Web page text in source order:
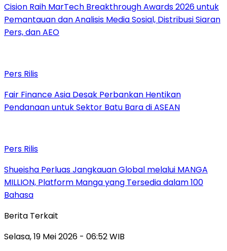
Cision Raih MarTech Breakthrough Awards 2026 untuk
Pemantauan dan Analisis Media Sosial, Distribusi Siaran
Pers, dan AEO
Pers Rilis
Fair Finance Asia Desak Perbankan Hentikan
Pendanaan untuk Sektor Batu Bara di ASEAN
Pers Rilis
Shueisha Perluas Jangkauan Global melalui MANGA
MILLION, Platform Manga yang Tersedia dalam 100
Bahasa
Berita Terkait
Selasa, 19 Mei 2026 - 06:52 WIB